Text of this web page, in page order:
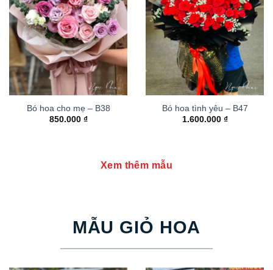
Bó hoa cho mẹ – B38
850.000 ₫
Bó hoa tình yêu – B47
1.600.000 ₫
Xem thêm mẫu
MẪU GIỎ HOA